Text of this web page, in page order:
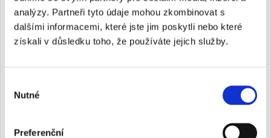
analýzy. Partneři tyto údaje mohou zkombinovat s
dalšími informacemi, které jste jim poskytli nebo které
získali v důsledku toho, že používáte jejich služby.
souhlasu
Nutné
Preferenční
Zásada ne bis in idem se projevuje i zákazem dvojího
přičítání téže okolnosti při ukládání trestu. Tomáš Gřivna
přitěžujících okolností v případě majetkových trestných
činů. Některá rozhodnutí tak zpřísňují trest např.
ziskuchtivosti. […]